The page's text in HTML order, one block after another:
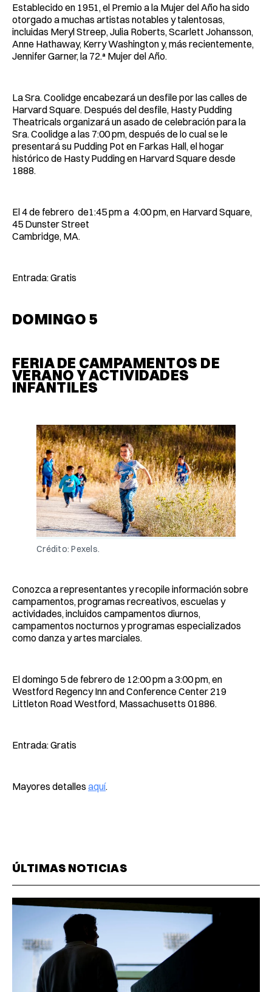
Establecido en 1951, el Premio a la Mujer del Año ha sido
otorgado a muchas artistas notables y talentosas,
incluidas Meryl Streep, Julia Roberts, Scarlett Johansson,
Anne Hathaway, Kerry Washington y, más recientemente,
Jennifer Garner, la 72.ª Mujer del Año.
La Sra. Coolidge encabezará un desfile por las calles de
Harvard Square. Después del desfile, Hasty Pudding
Theatricals organizará un asado de celebración para la
Sra. Coolidge a las 7:00 pm, después de lo cual se le
presentará su Pudding Pot en Farkas Hall, el hogar
histórico de Hasty Pudding en Harvard Square desde
1888.
El 4 de febrero de1:45 pm a 4:00 pm, en Harvard Square,
45 Dunster Street
Cambridge, MA.
Entrada: Gratis
DOMINGO 5
FERIA DE CAMPAMENTOS DE
VERANO Y ACTIVIDADES
INFANTILES
Crédito: Pexels.
Conozca a representantes y recopile información sobre
campamentos, programas recreativos, escuelas y
actividades, incluidos campamentos diurnos,
campamentos nocturnos y programas especializados
como danza y artes marciales.
El domingo 5 de febrero de 12:00 pm a 3:00 pm, en
Westford Regency Inn and Conference Center 219
Littleton Road Westford, Massachusetts 01886.
Entrada: Gratis
Mayores detalles aquí.
ÚLTIMAS NOTICIAS